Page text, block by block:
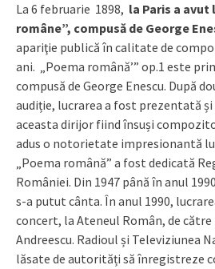
La 6 februarie 1898, la Paris a
române”, compusă de George
apariţie publică în calitate de
ani. „Poema română’” op.1 este
compusă de George Enescu. După
audiție, lucrarea a fost prezentată și
aceasta dirijor fiind însuși
adus o notorietate impresionantă
„Poema română” a fost dedicată
României. Din 1947 până în anul
s-a putut cânta. În anul 1990,
concert, la Ateneul Român, de
Andreescu. Radioul și Televiziunea
lăsate de autorități să înregistreze